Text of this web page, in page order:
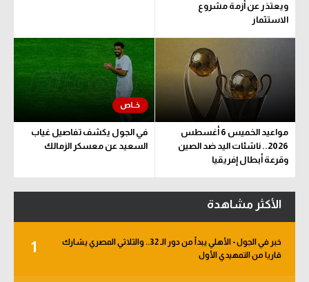
ويعتذر عن أزمة مشروع
الاستثمار
مواعيد الخميس 6 أغسطس
2026.. ناشئات اليد ضد الصين
وقرعة أبطال إفريقيا
في الجول يكشف تفاصيل غياب
السعيد عن معسكر الزمالك
الأكثر مشاهدة
1
خبر في الجول - الأهلي يبدأ من دور الـ 32.. والثلاثي المصري يشارك
قاريا من التمهيدي الأول